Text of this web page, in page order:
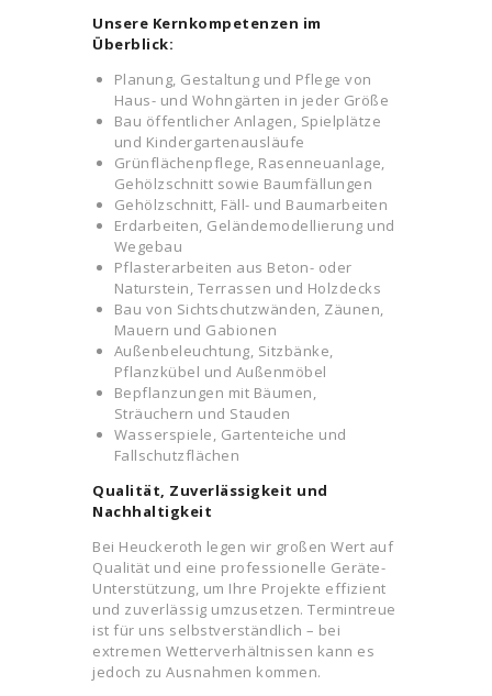
Unsere Kernkompetenzen im
Überblick:
Planung, Gestaltung und Pflege von
Haus- und Wohngärten in jeder Größe
Bau öffentlicher Anlagen, Spielplätze
und Kindergartenausläufe
Grünflächenpflege, Rasenneuanlage,
Gehölzschnitt sowie Baumfällungen
Gehölzschnitt, Fäll- und Baumarbeiten
Erdarbeiten, Geländemodellierung und
Wegebau
Pflasterarbeiten aus Beton- oder
Naturstein, Terrassen und Holzdecks
Bau von Sichtschutzwänden, Zäunen,
Mauern und Gabionen
Außenbeleuchtung, Sitzbänke,
Pflanzkübel und Außenmöbel
Bepflanzungen mit Bäumen,
Sträuchern und Stauden
Wasserspiele, Gartenteiche und
Fallschutzflächen
Qualität, Zuverlässigkeit und
Nachhaltigkeit
Bei Heuckeroth legen wir großen Wert auf
Qualität und eine professionelle Geräte-
Unterstützung, um Ihre Projekte effizient
und zuverlässig umzusetzen. Termintreue
ist für uns selbstverständlich – bei
extremen Wetterverhältnissen kann es
jedoch zu Ausnahmen kommen.